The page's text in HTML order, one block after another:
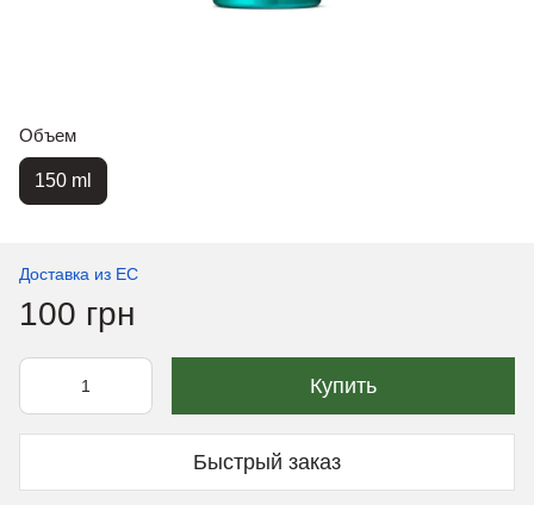
Объем
150 ml
Доставка из ЕС
100 грн
Купить
Быстрый заказ